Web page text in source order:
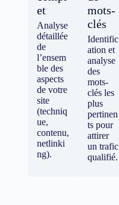
et
Analyse
détaillée
de
l’ensem
ble des
aspects
de votre
site
(techniq
ue,
contenu,
netlinki
ng).
mots-
clés
Identific
ation et
analyse
des
mots-
clés les
plus
pertinen
ts pour
attirer
un trafic
qualifié.